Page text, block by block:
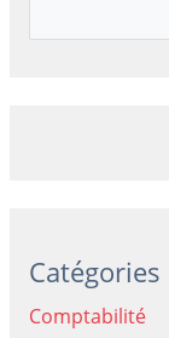
Catégories
Comptabilité